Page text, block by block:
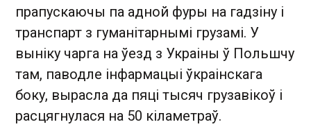
прапускаючы па адной фуры на гадзіну і
транспарт з гуманітарнымі грузамі. У
выніку чарга на ўезд з Украіны ў Польшчу
там, паводле інфармацыі ўкраінскага
боку, вырасла да пяці тысяч грузавікоў і
расцягнулася на 50 кіламетраў.